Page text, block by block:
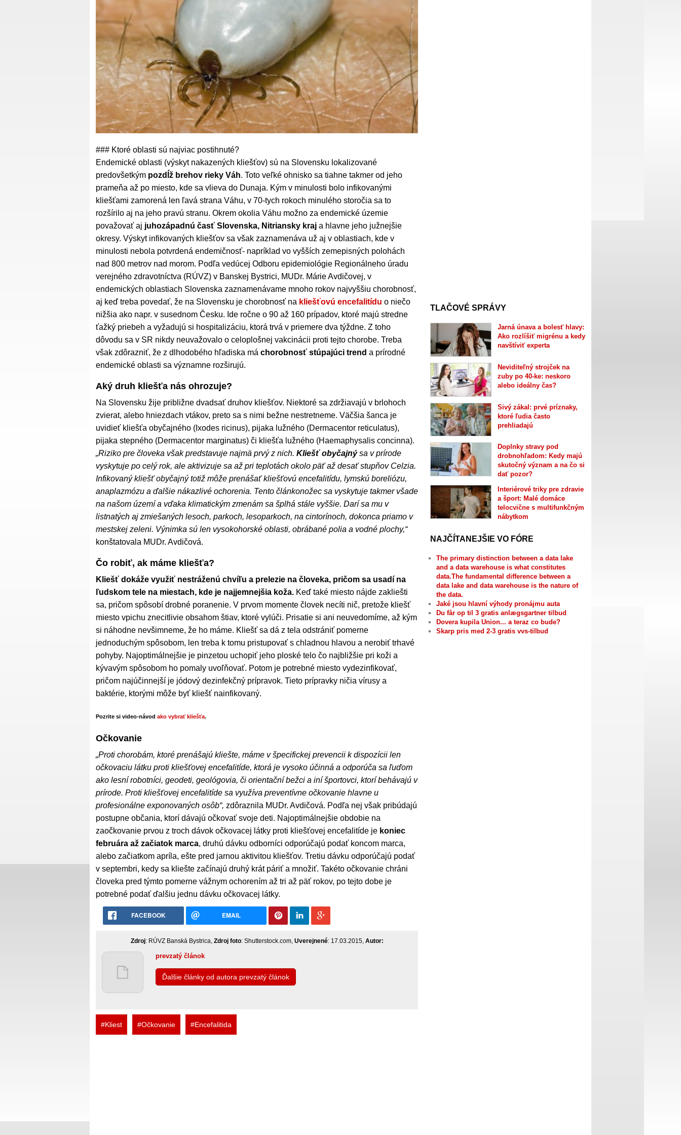
### Ktoré oblasti sú najviac postihnuté?
Endemické oblasti (výskyt nakazených kliešťov) sú na Slovensku lokalizované
predovšetkým pozdĺž brehov rieky Váh. Toto veľké ohnisko sa tiahne takmer od jeho
prameňa až po miesto, kde sa vlieva do Dunaja. Kým v minulosti bolo infikovanými
kliešťami zamorená len ľavá strana Váhu, v 70-tych rokoch minulého storočia sa to
rozšírilo aj na jeho pravú stranu. Okrem okolia Váhu možno za endemické územie
považovať aj juhozápadnú časť Slovenska, Nitriansky kraj a hlavne jeho južnejšie
okresy. Výskyt infikovaných kliešťov sa však zaznamenáva už aj v oblastiach, kde v
minulosti nebola potvrdená endemičnosť- napríklad vo vyšších zemepisných polohách
nad 800 metrov nad morom. Podľa vedúcej Odboru epidemiológie Regionálneho úradu
verejného zdravotníctva (RÚVZ) v Banskej Bystrici, MUDr. Márie Avdičovej, v
endemických oblastiach Slovenska zaznamenávame mnoho rokov najvyššiu chorobnosť,
aj keď treba povedať, že na Slovensku je chorobnosť na kliešťovú encefalitídu o niečo
nižšia ako napr. v susednom Česku. Ide ročne o 90 až 160 prípadov, ktoré majú stredne
ťažký priebeh a vyžadujú si hospitalizáciu, ktorá trvá v priemere dva týždne. Z toho
dôvodu sa v SR nikdy neuvažovalo o celoplošnej vakcinácii proti tejto chorobe. Treba
však zdôrazniť, že z dlhodobého hľadiska má chorobnosť stúpajúci trend a prírodné
endemické oblasti sa významne rozširujú.
Aký druh kliešťa nás ohrozuje?
Na Slovensku žije približne dvadsať druhov kliešťov. Niektoré sa zdržiavajú v brlohoch
zvierat, alebo hniezdach vtákov, preto sa s nimi bežne nestretneme. Väčšia šanca je
uvidieť kliešťa obyčajného (Ixodes ricinus), pijaka lužného (Dermacentor reticulatus),
pijaka stepného (Dermacentor marginatus) či kliešťa lužného (Haemaphysalis concinna).
„Riziko pre človeka však predstavuje najmä prvý z nich. Kliešť obyčajnýsa v prírode
vyskytuje po celý rok, ale aktivizuje sa až pri teplotách okolo päť až desať stupňov Celzia.
Infikovaný kliešť obyčajný totiž môže prenášať kliešťovú encefalitídu, lymskú boreliózu,
anaplazmózu a ďalšie nákazlivé ochorenia. Tento článkonožec sa vyskytuje takmer všade
na našom území a vďaka klimatickým zmenám sa šplhá stále vyššie. Darí sa mu v
listnatých aj zmiešaných lesoch, parkoch, lesoparkoch, na cintorínoch, dokonca priamo v
mestskej zeleni. Výnimka sú len vysokohorské oblasti, obrábané polia a vodné plochy,“
konštatovala MUDr. Avdičová.
Čo robiť, ak máme kliešťa?
Kliešť dokáže využiť nestráženú chvíľu a prelezie na človeka, pričom sa usadí na
ľudskom tele na miestach, kde je najjemnejšia koža. Keď také miesto nájde zakliešti
sa, pričom spôsobí drobné poranenie. V prvom momente človek necíti nič, pretože kliešť
miesto vpichu znecitlivie obsahom štiav, ktoré vylúči. Prisatie si ani neuvedomíme, až kým
si náhodne nevšimneme, že ho máme. Kliešť sa dá z tela odstrániť pomerne
jednoduchým spôsobom, len treba k tomu pristupovať s chladnou hlavou a nerobiť trhavé
pohyby. Najoptimálnejšie je pinzetou uchopiť jeho ploské telo čo najbližšie pri koži a
kývavým spôsobom ho pomaly uvoľňovať. Potom je potrebné miesto vydezinfikovať,
pričom najúčinnejší je jódový dezinfekčný prípravok. Tieto prípravky ničia vírusy a
baktérie, ktorými môže byť kliešť nainfikovaný.
Pozrite si video-návod ako vybrať kliešťa.
Očkovanie
„Proti chorobám, ktoré prenášajú kliešte, máme v špecifickej prevencii k dispozícii len
očkovaciu látku proti kliešťovej encefalitíde, ktorá je vysoko účinná a odporúča sa ľuďom
ako lesní robotníci, geodeti, geológovia, či orientační bežci a iní športovci, ktorí behávajú v
prírode. Proti kliešťovej encefalitíde sa využíva preventívne očkovanie hlavne u
profesionálne exponovaných osôb“, zdôraznila MUDr. Avdičová. Podľa nej však pribúdajú
postupne občania, ktorí dávajú očkovať svoje deti. Najoptimálnejšie obdobie na
zaočkovanie prvou z troch dávok očkovacej látky proti kliešťovej encefalitíde je koniec
februára až začiatok marca, druhú dávku odborníci odporúčajú podať koncom marca,
alebo začiatkom apríla, ešte pred jarnou aktivitou kliešťov. Tretiu dávku odporúčajú podať
v septembri, kedy sa kliešte začínajú druhý krát páriť a množiť. Takéto očkovanie chráni
človeka pred týmto pomerne vážnym ochorením až tri až päť rokov, po tejto dobe je
potrebné podať ďalšiu jednu dávku očkovacej látky.
FACEBOOK EMAIL
Zdroj: RÚVZ Banská Bystrica, Zdroj foto: Shutterstock.com, Uverejnené: 17.03.2015, Autor:
prevzatý článok
Ďalšie články od autora prevzatý článok
#Kliest #Očkovanie #Encefalitida
TLAČOVÉ SPRÁVY
Jarná únava a bolesť hlavy:
Ako rozlíšiť migrénu a kedy
navštíviť experta
Neviditeľný strojček na
zuby po 40-ke: neskoro
alebo ideálny čas?
Sivý zákal: prvé príznaky,
ktoré ľudia často
prehliadajú
Doplnky stravy pod
drobnohľadom: Kedy majú
skutočný význam a na čo si
dať pozor?
Interiérové triky pre zdravie
a šport: Malé domáce
telocvične s multifunkčným
nábytkom
NAJČÍTANEJŠIE VO FÓRE
The primary distinction between a data lake
and a data warehouse is what constitutes
data.The fundamental difference between a
data lake and data warehouse is the nature of
the data.
Jaké jsou hlavní výhody pronájmu auta
Du får op til 3 gratis anlægsgartner tilbud
Dovera kupila Union... a teraz co bude?
Skarp pris med 2-3 gratis vvs-tilbud